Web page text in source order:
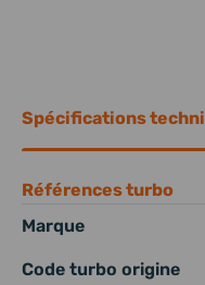
Spécifications
Références turbo
Marque
Code turbo origine